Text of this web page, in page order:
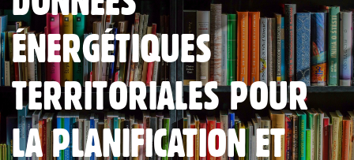
ÉNERGÉTIQUES
TERRITORIALES POUR
LA PLANIFICATION ET